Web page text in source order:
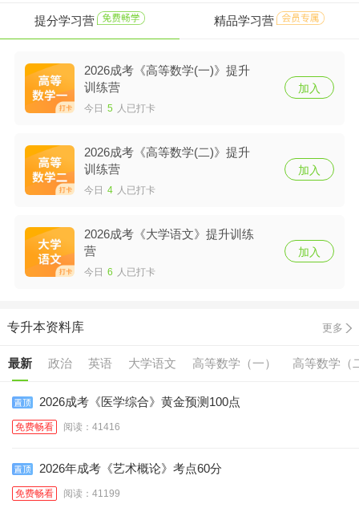
提分学习营 精品学习营
2026成考《高等数学(一)》提升
训练营
今日 5 人已打卡
加入
2026成考《高等数学(二)》提升
训练营
今日 4 人已打卡
加入
2026成考《大学语文》提升训练
营
今日 6 人已打卡
加入
专升本资料库 更多
最新 政治 英语 大学语文 高等数学（一） 高等数学（
2026成考《医学综合》黄金预测100点
免费畅看 阅读：41416
2026年成考《艺术概论》考点60分
免费畅看 阅读：41199